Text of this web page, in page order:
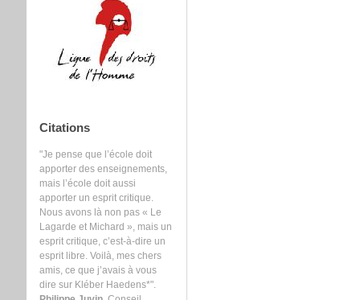
Citations
"Je pense que l’école doit
apporter des enseignements,
mais l’école doit aussi
apporter un esprit critique.
Nous avons là non pas « Le
Lagarde et Michard », mais un
esprit critique, c’est-à-dire un
esprit libre. Voilà, mes chers
amis, ce que j’avais à vous
dire sur Kléber Haedens*".